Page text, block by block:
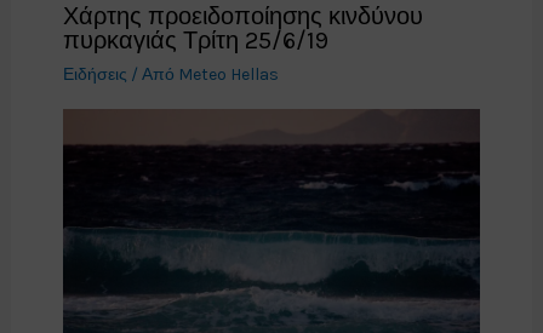
Χάρτης προειδοποίησης κινδύνου
πυρκαγιάς Τρίτη 25/6/19
Ειδήσεις / Από Meteo Hellas